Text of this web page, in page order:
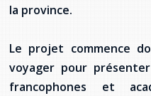
la province.
Le projet commence
voyager pour
francophones et